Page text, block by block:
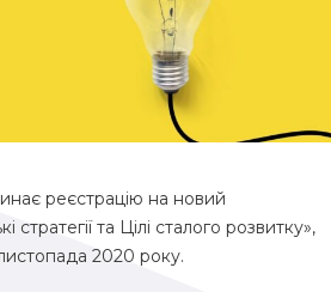
реєстрацію на новий
стратегії та Цілі сталого розвитку»,
2020 року.